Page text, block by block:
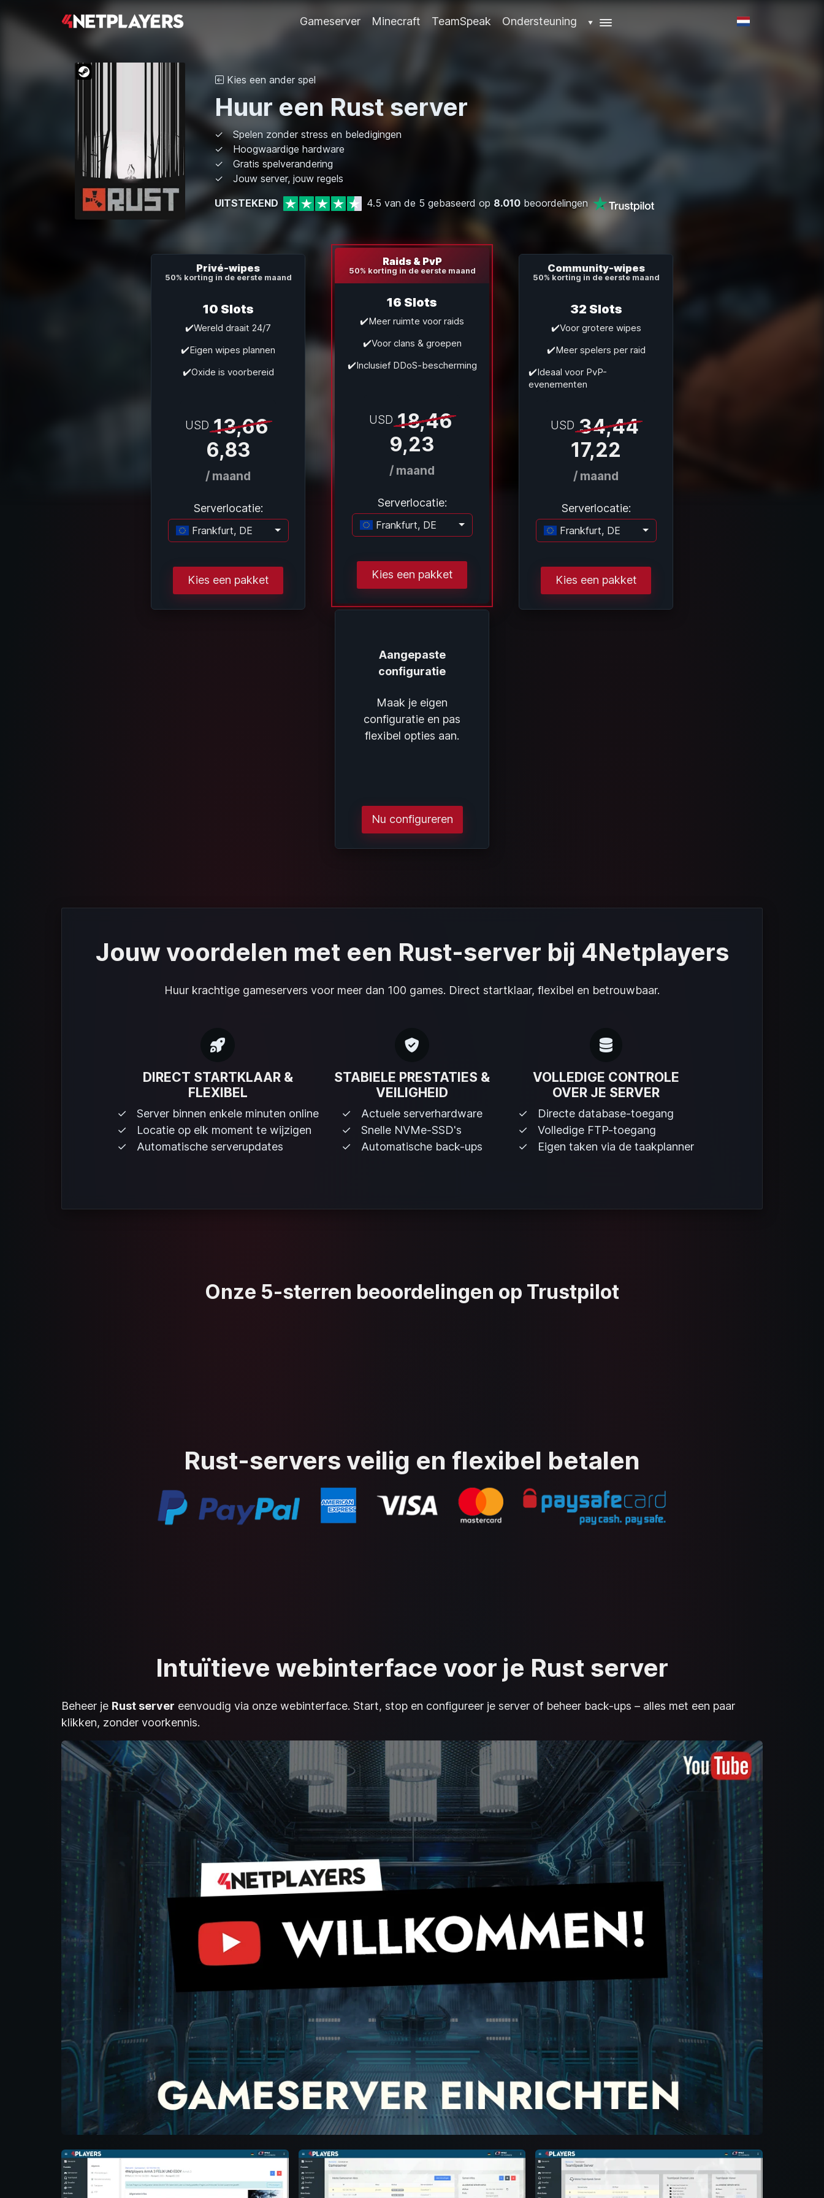
Gameserver Minecraft TeamSpeak Ondersteuning ▼
Kies een ander spel
Huur een Rust server
Spelen zonder stress en beledigingen
Hoogwaardige hardware
Gratis spelverandering
Jouw server, jouw regels
UITSTEKEND
4.5 van de 5 gebaseerd op 8.010 beoordelingen
Privé-wipes
50% korting in de eerste maand
10 Slots
✔️Wereld draait 24/7
✔️Eigen wipes plannen
✔️Oxide is voorbereid
USD 13,66
6,83
/ maand
Serverlocatie:
Frankfurt, DE
Laden...
Kies een pakket
Raids & PvP
50% korting in de eerste maand
16 Slots
✔️Meer ruimte voor raids
✔️Voor clans & groepen
✔️Inclusief DDoS-bescherming
USD 18,46
9,23
/ maand
Serverlocatie:
Frankfurt, DE
Laden...
Kies een pakket
Community-wipes
50% korting in de eerste maand
32 Slots
✔️Voor grotere wipes
✔️Meer spelers per raid
✔️Ideaal voor PvP-
evenementen
USD 34,44
17,22
/ maand
Serverlocatie:
Frankfurt, DE
Laden...
Kies een pakket
Aangepaste
configuratie
Maak je eigen
configuratie en pas
flexibel opties aan.
Nu configureren
Jouw voordelen met een Rust-server bij 4Netplayers
Huur krachtige gameservers voor meer dan 100 games. Direct startklaar, flexibel en betrouwbaar.
DIRECT STARTKLAAR &
FLEXIBEL
Server binnen enkele minuten online
Locatie op elk moment te wijzigen
Automatische serverupdates
STABIELE PRESTATIES &
VEILIGHEID
Actuele serverhardware
Snelle NVMe-SSD's
Automatische back-ups
VOLLEDIGE CONTROLE
OVER JE SERVER
Directe database-toegang
Volledige FTP-toegang
Eigen taken via de taakplanner
Onze 5-sterren beoordelingen op Trustpilot
Rust-servers veilig en flexibel betalen
Intuïtieve webinterface voor je Rust server
Beheer je Rust server eenvoudig via onze webinterface. Start, stop en configureer je server of beheer back-ups – alles met een paar
klikken, zonder voorkennis.